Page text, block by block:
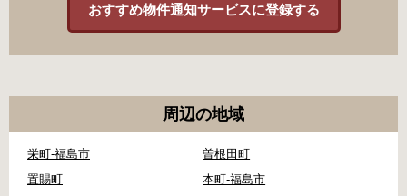
おすすめ物件通知サービスに登録する
周辺の地域
栄町-福島市
曽根田町
置賜町
本町-福島市